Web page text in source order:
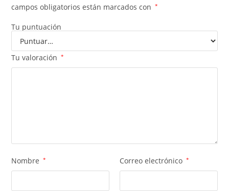
campos obligatorios están marcados con
*
Tu puntuación
Tu valoración *
Nombre * Correo electrónico *